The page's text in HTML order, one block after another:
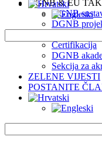
DGNB & EU
DGNB
DGNB
EU
Certifikacija
DGNB
Sekcija za
ZELENE VIJESTI
POSTANITE